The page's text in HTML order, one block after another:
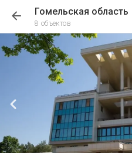
Гомельская область
8 объектов